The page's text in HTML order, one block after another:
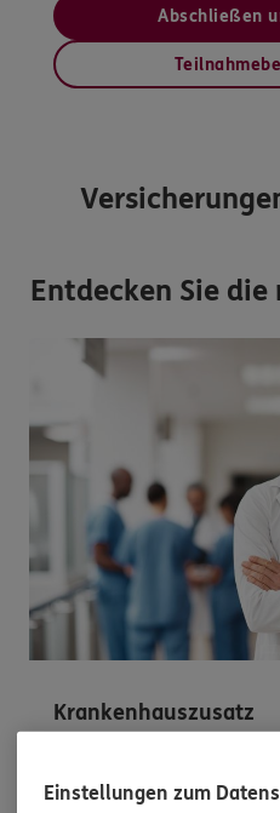
Abschließen
Entdecken Sie
Krankenhauszusatz
Schließen Sie die
Einstellungen zum